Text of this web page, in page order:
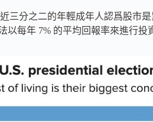
三分之二的年輕成年人認爲股市
以每年 7% 的平均回報率來進行投